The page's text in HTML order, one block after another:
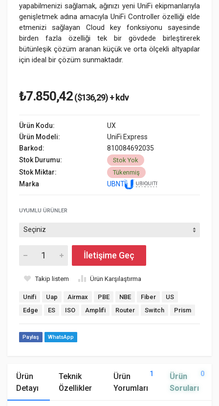
yapabilmenizi sağlamak, ağınızı yeni UniFi ekipmanlarıyla
genişletmek adına amacıyla UniFi Controller özelliği elde
etmenizi sağlayan Cloud key fonksiyonu sayesinde
birden fazla özelliği tek bir gövdede birleştirerek
bütünleşik çözüm aranan küçük ve orta ölçekli altyapılar
için ideal bir çözüm sunmaktadır.
₺7.850,42($136,29) + kdv
Ürün Kodu:
UX
Ürün Modeli:
UniFi Express
Barkod:
810084692035
Stok Durumu:
Stok Yok
Stok Miktar: Tükenmiş
Marka UBNT
UYUMLU ÜRÜNLER
İletişime Geç
Takip listem Ürün Karşılaştırma
Unifi Uap Airmax PBE NBE Fiber
US
Edge
ES ISO Amplifi Router Switch Prism
Paylaş WhatsApp
Ürün
Detayı
Teknik
Özellikler
Ürün
Yorumları
1
Ürün
Soruları
0